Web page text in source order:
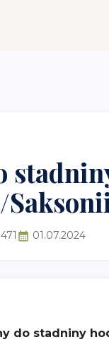
01.07.2024
do stadniny